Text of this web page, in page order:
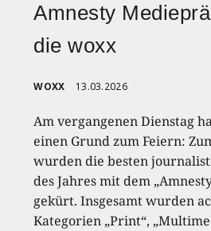
Amnesty
die woxx
WOXX 13.03.2026
Am vergangenen Dienstag
einen Grund zum Feiern:
wurden die besten
des Jahres mit dem
gekürt. Insgesamt wurden
Kategorien „Print“,